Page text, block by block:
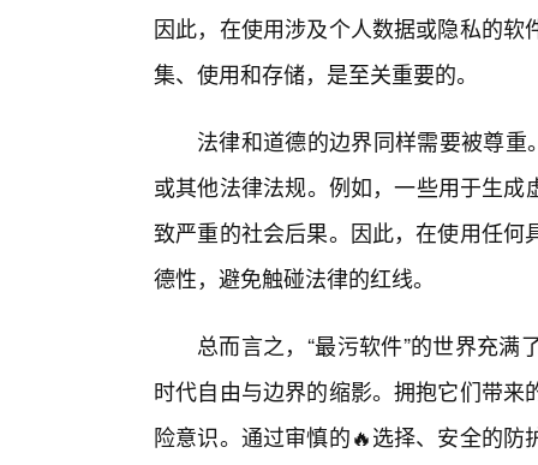
因此，在使用涉及个人数据或隐私的
集、使用和存储，是至关重要的。
法律和道德的边界同样需要被尊
或其他法律法规。例如，一些用于生
致严重的社会后果。因此，在使用任
德性，避免触碰法律的红线。
总而言之，“最污软件”的世界充
时代自由与边界的缩影。拥抱它们带
险意识。通过审慎的🔥选择、安全的